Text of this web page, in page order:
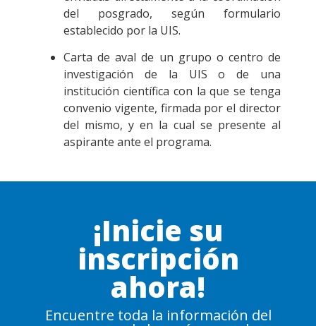
del posgrado, según formulario
establecido por la UIS.
Carta de aval de un grupo o centro de
investigación de la UIS o de una
institución científica con la que se tenga
convenio vigente, firmada por el director
del mismo, y en la cual se presente al
aspirante ante el programa.
¡Inicie su
inscripción
ahora!
Encuentre toda la información del